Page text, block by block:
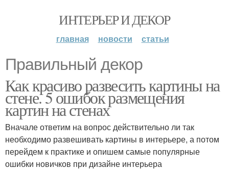
ИНТЕРЬЕР И ДЕКОР
главная новости статьи
Правильный декор
Как красиво развесить картины на
стене. 5 ошибок размещения
картин на стенах
Вначале ответим на вопрос действительно ли так
необходимо развешивать картины в интерьере, а потом
перейдем к практике и опишем самые популярные
ошибки новичков при дизайне интерьера